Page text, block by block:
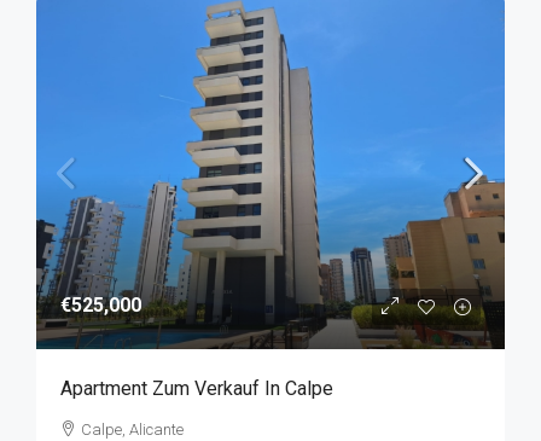
€525,000
Apartment Zum Verkauf In Calpe
Calpe, Alicante